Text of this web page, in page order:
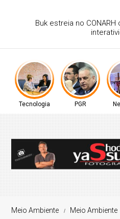
Redes sociais ampliam
Tecnologia PGR
Meio Ambiente Meio Ambiente